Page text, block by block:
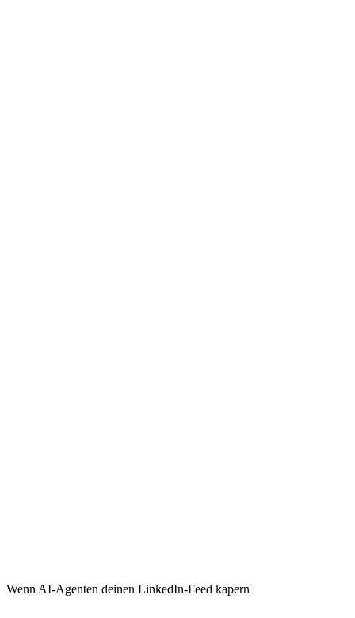
Wenn AI-Agenten deinen LinkedIn-Feed kapern